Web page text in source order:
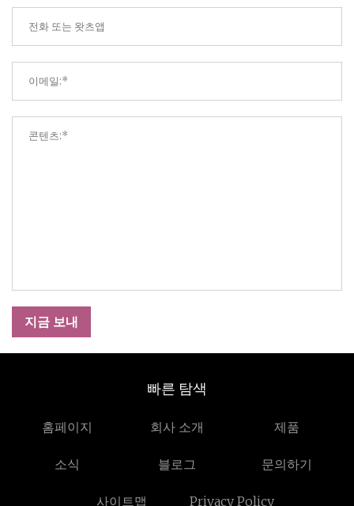
지금 보내
빠른 탐색
홈페이지 회사 소개 제품
소식 블로그 문의하기
사이트맵 Privacy Policy